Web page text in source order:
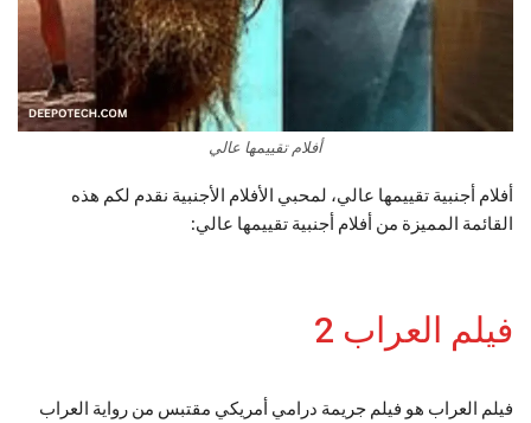
أفلام تقييمها عالي
أفلام أجنبية تقييمها عالي، لمحبي الأفلام الأجنبية نقدم لكم هذه
القائمة المميزة من أفلام أجنبية تقييمها عالي:
فيلم العراب 2
فيلم العراب هو فيلم جريمة درامي أمريكي مقتبس من رواية العراب